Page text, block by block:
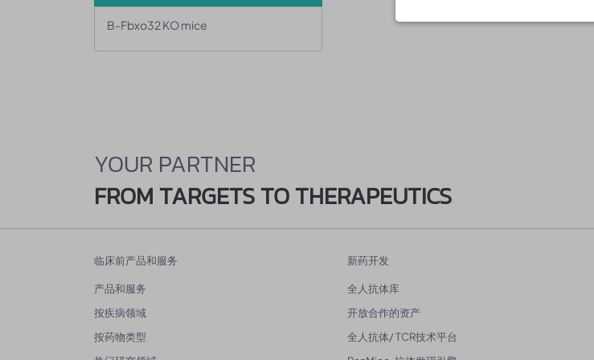
B-Fbxo32 KO mice
YOUR PARTNER
FROM TARGETS TO THERAPEUTICS
临床前产品和服务
产品和服务
按疾病领域
按药物类型
新药开发
全人抗体库
开放合作的资产
全人抗体/ TCR技术平台